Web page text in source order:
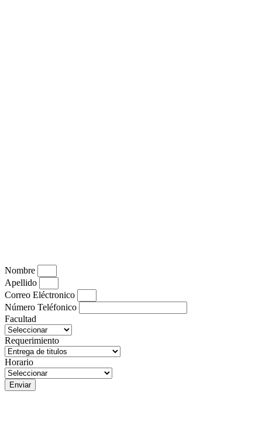
Nombre
Apellido
Correo Eléctronico
Número Teléfonico
Facultad
Requerimiento
Horario
Enviar